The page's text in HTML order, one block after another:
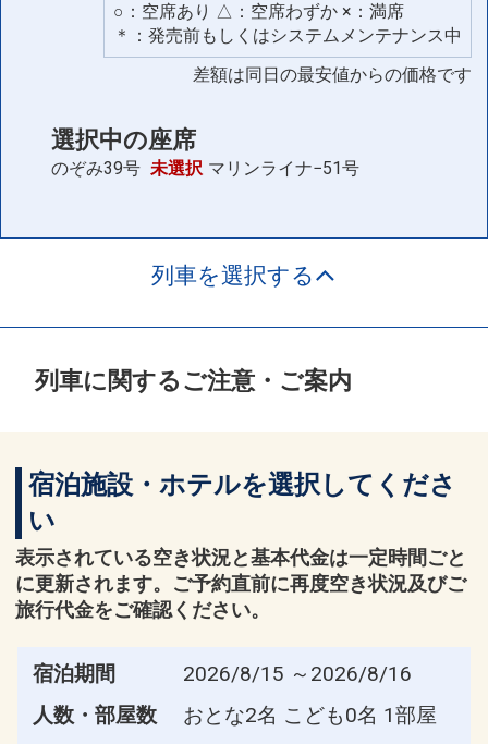
○：空席あり △：空席わずか ×：満席
＊：発売前もしくはシステムメンテナンス中
差額は同日の最安値からの価格です
選択中の座席
のぞみ39号 未選択 マリンライナ−51号
列車を選択する
列車に関するご注意・ご案内
宿泊施設・ホテルを選択してくださ
い
表示されている空き状況と基本代金は一定時間ごと
に更新されます。ご予約直前に再度空き状況及びご
旅行代金をご確認ください。
宿泊期間
2026/8/15 ～2026/8/16
人数・部屋数
おとな2名 こども0名 1部屋